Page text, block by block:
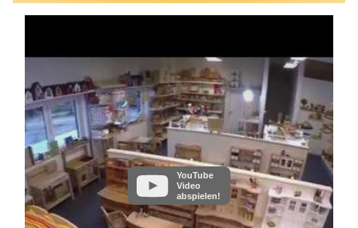
YouTube
Video
abspielen!